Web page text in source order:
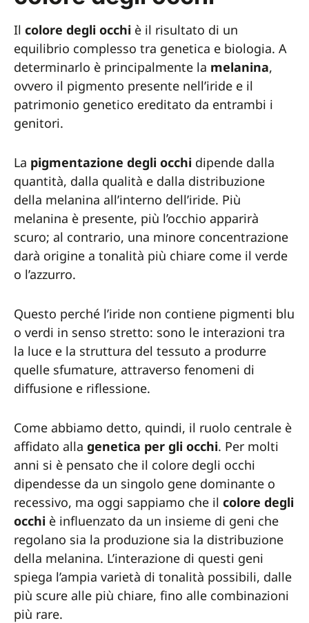
Il colore degli occhi è il risultato di un
equilibrio complesso tra genetica e biologia. A
determinarlo è principalmente la melanina,
ovvero il pigmento presente nell’iride e il
patrimonio genetico ereditato da entrambi i
genitori.
La pigmentazione degli occhi dipende dalla
quantità, dalla qualità e dalla distribuzione
della melanina all’interno dell’iride. Più
melanina è presente, più l’occhio apparirà
scuro; al contrario, una minore concentrazione
darà origine a tonalità più chiare come il verde
o l’azzurro.
Questo perché l’iride non contiene pigmenti blu
o verdi in senso stretto: sono le interazioni tra
la luce e la struttura del tessuto a produrre
quelle sfumature, attraverso fenomeni di
diffusione e riflessione.
Come abbiamo detto, quindi, il ruolo centrale è
affidato alla genetica per gli occhi. Per molti
anni si è pensato che il colore degli occhi
dipendesse da un singolo gene dominante o
recessivo, ma oggi sappiamo che il colore degli
occhi è influenzato da un insieme di geni che
regolano sia la produzione sia la distribuzione
della melanina. L’interazione di questi geni
spiega l’ampia varietà di tonalità possibili, dalle
più scure alle più chiare, fino alle combinazioni
più rare.